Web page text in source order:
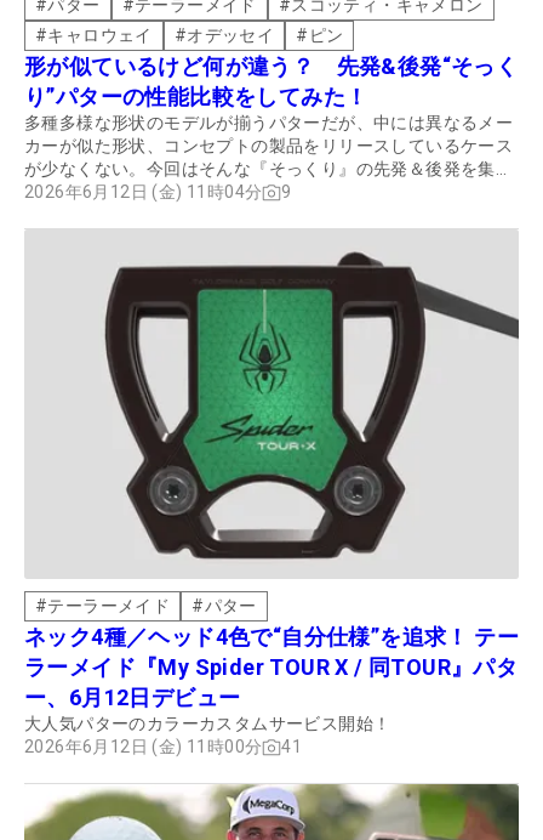
#パター #テーラーメイド #スコッティ・キャメロン
#キャロウェイ #オデッセイ # ピン
形が似ているけど何が違う？ 先発&後発“そっく
り”パターの性能比較をしてみた！
多種多様な形状のモデルが揃うパターだが、中には異なるメー
カーが似た形状、コンセプトの製品をリリースしているケース
が少なくない。今回はそんな『そっくり』の先発＆後発を集め
て、共通点や違いを徹底検証した。
2026年6月12日 (金) 11時04分 9
#テーラーメイド #パター
ネック4種／ヘッド4色で“自分仕様”を追求！ テー
ラーメイド『My Spider TOUR X / 同TOUR』パタ
ー、6月12日デビュー
大人気パターのカラーカスタムサービス開始！
2026年6月12日 (金) 11時00分
41